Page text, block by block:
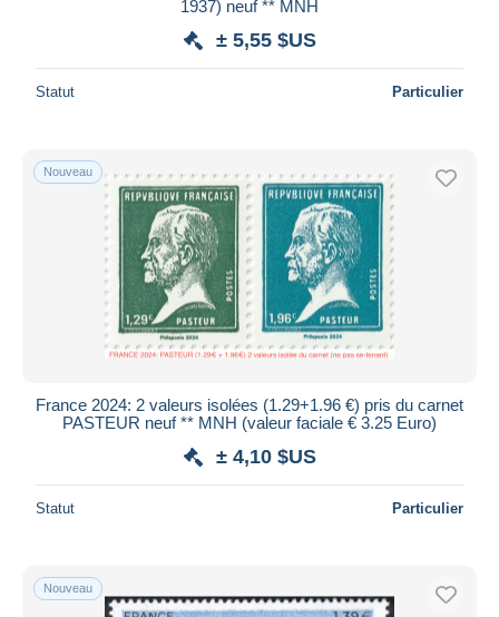
1937) neuf ** MNH
± 5,55 $US
Statut Particulier
Nouveau
France 2024: 2 valeurs isolées (1.29+1.96 €) pris du carnet
PASTEUR neuf ** MNH (valeur faciale € 3.25 Euro)
± 4,10 $US
Statut Particulier
Nouveau